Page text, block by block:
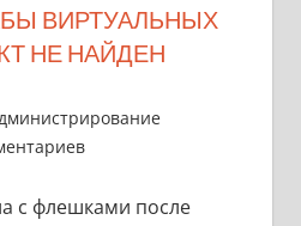
ВИРТУАЛЬНЫХ
НЕ НАЙДЕН
с флешками после